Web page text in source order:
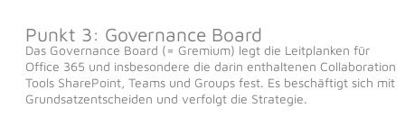
Punkt 3: Governance Board
Das Governance Board (= Gremium) legt die Leitplanken für
Office 365 und insbesondere die darin enthaltenen Collaboration
Tools SharePoint, Teams und Groups fest. Es beschäftigt sich mit
Grundsatzentscheiden und verfolgt die Strategie.